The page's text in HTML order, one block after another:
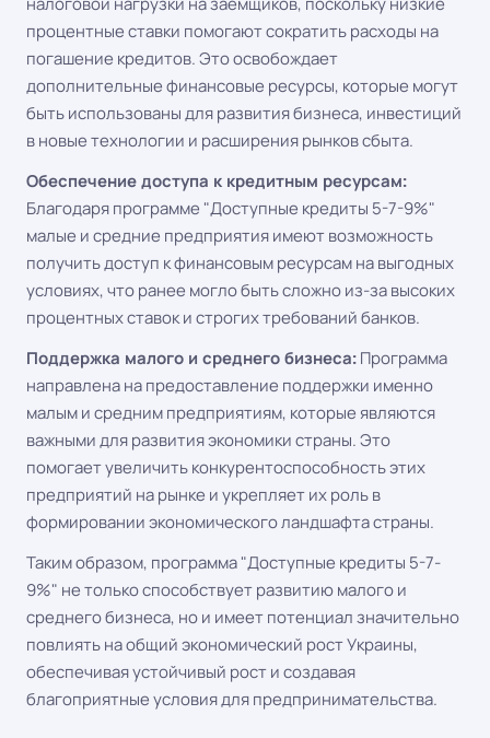
процентные ставки помогают сократить расходы на
погашение кредитов. Это освобождает
дополнительные финансовые ресурсы, которые могут
быть использованы для развития бизнеса, инвестиций
в новые технологии и расширения рынков сбыта.
Обеспечение доступа к кредитным ресурсам:
Благодаря программе "Доступные кредиты 5-7-9%"
малые и средние предприятия имеют возможность
получить доступ к финансовым ресурсам на выгодных
условиях, что ранее могло быть сложно из-за высоких
процентных ставок и строгих требований банков.
Поддержка малого и среднего бизнеса: Программа
направлена на предоставление поддержки именно
малым и средним предприятиям, которые являются
важными для развития экономики страны. Это
помогает увеличить конкурентоспособность этих
предприятий на рынке и укрепляет их роль в
формировании экономического ландшафта страны.
Таким образом, программа "Доступные кредиты 5-7-
9%" не только способствует развитию малого и
среднего бизнеса, но и имеет потенциал значительно
повлиять на общий экономический рост Украины,
обеспечивая устойчивый рост и создавая
благоприятные условия для предпринимательства.